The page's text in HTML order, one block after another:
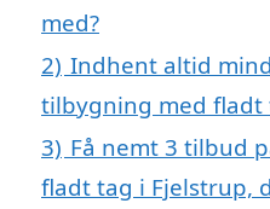
med?
2) Indhent altid
tilbygning med fladt
3) Få nemt 3 tilbud
fladt tag i Fjelstrup,